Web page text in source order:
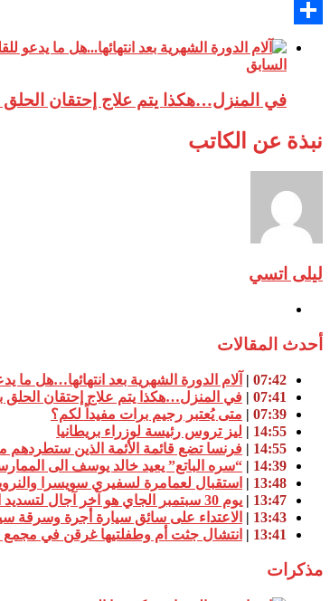
Twitter
السابق
في المنزل…هكذا يتم علاج إحتقان
نبذة عن الكاتب
ليلى اتسي
أحدث المقالات
07:42
| آلام الدورة الشهرية بعد انتهائها…هل ما
07:41
| في المنزل…هكذا يتم علاج إحتقان
07:39
| متى يُعتبر رجيم برات مفيداً لكم؟
14:55
| ليز تروس رئيسة لوزراء بريطانيا
14:55
| فرنسا تضع قائمة الأئمة الذين ستطردهم
14:39
| “سره الباتع” يعيد خالد يوسف الى
13:48
| استقبال لعمامرة لسفيري سويسرا
13:47
| يوم 30 سبتمبر الجاي هو آخر آجال لتسديد الاشتراكات السنوية للفلاحين بالضمان الاجتماعي
13:43
| الاعتداء على سائق سيارة أجرة وسرقة
13:41
| انتشال جثت أم وطفلتيها غرقن في مجمع
مذكرات